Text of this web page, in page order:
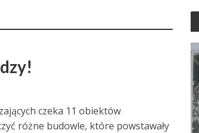
czeka 11 obiektów
różne budowle, które powstawały